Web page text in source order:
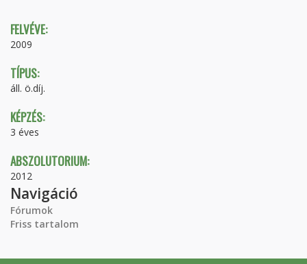
FELVÉVE:
2009
TÍPUS:
áll. ö.díj.
KÉPZÉS:
3 éves
ABSZOLUTORIUM:
2012
Navigáció
Fórumok
Friss tartalom